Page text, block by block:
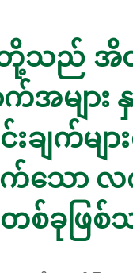
တို့သည်
က်အများ
းချက်မျ
သော လ
စ်ခုဖြစ်